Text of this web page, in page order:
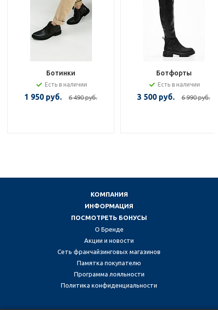
Ботинки
Есть в наличии
1 950 руб. 6 490 руб.
Ботфорты
Есть в наличии
3 500 руб. 6 990 руб.
КОМПАНИЯ
ИНФОРМАЦИЯ
ПОСМОТРЕТЬ БОНУСЫ
О Бренде
Акции и новости
Сеть франчайзинговых магазинов
Памятка покупателю
Программа лояльности
Политика конфиденциальности